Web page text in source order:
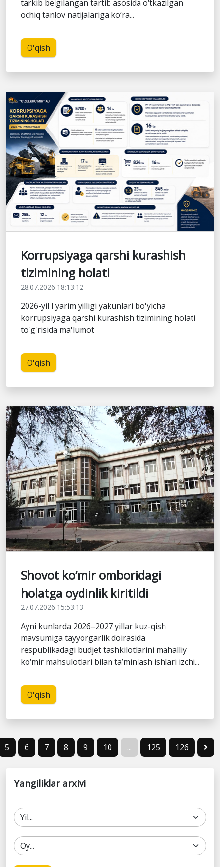
tarkib belgilangan tartib asosida o‘tkazilgan
ochiq tanlov natijalariga ko‘ra...
O'qish
Korrupsiyaga qarshi kurashish
tizimining holati
28.07.2026 18:13:12
2026-yil I yarim yilligi yakunlari bo'yicha
korrupsiyaga qarshi kurashish tizimining holati
to'g'risida ma'lumot
O'qish
Shovot ko‘mir omboridagi
holatga oydinlik kiritildi
27.07.2026 15:53:13
Ayni kunlarda 2026–2027 yillar kuz-qish
mavsumiga tayyorgarlik doirasida
respublikadagi budjet tashkilotlarini mahalliy
ko‘mir mahsulotlari bilan ta’minlash ishlari izchi...
O'qish
5 6 7 8 9 10 ... 125 126
Yangiliklar arxivi